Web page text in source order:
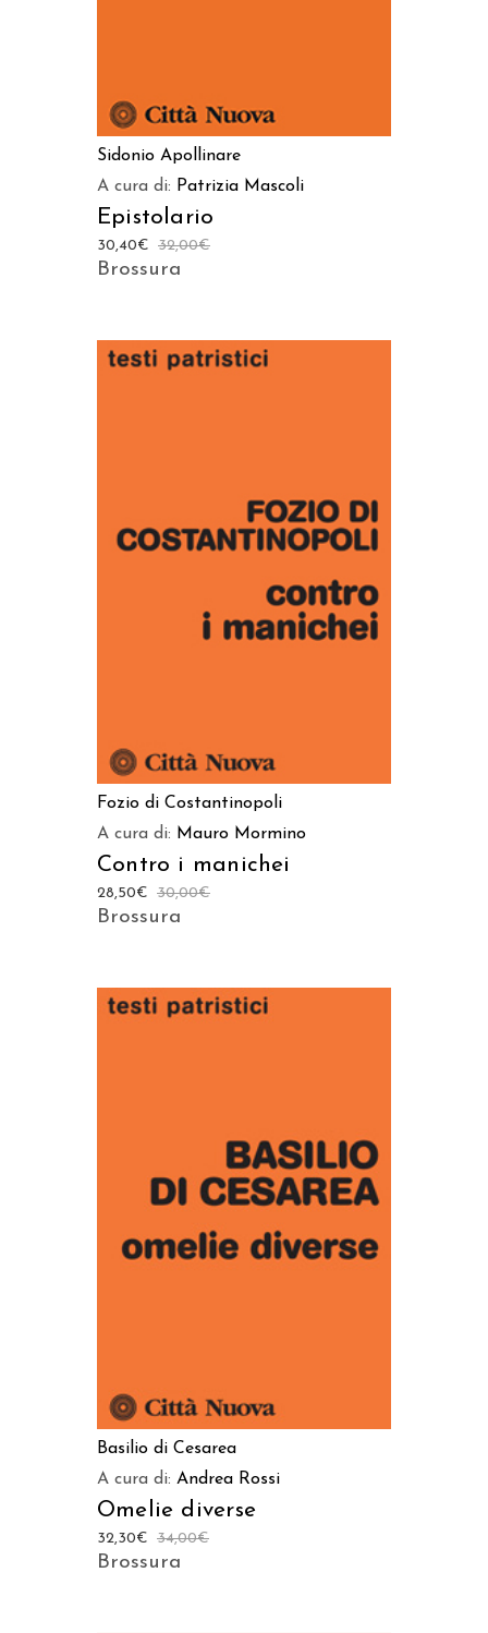
Sidonio Apollinare
A cura di: Patrizia Mascoli
Epistolario
32,00€
30,40€
Brossura
Fozio di Costantinopoli
A cura di: Mauro Mormino
Contro i manichei
30,00€
28,50€
Brossura
AGGIUNGI AL CARRELLO
Basilio di Cesarea
A cura di: Andrea Rossi
Omelie diverse
34,00€
32,30€
Brossura